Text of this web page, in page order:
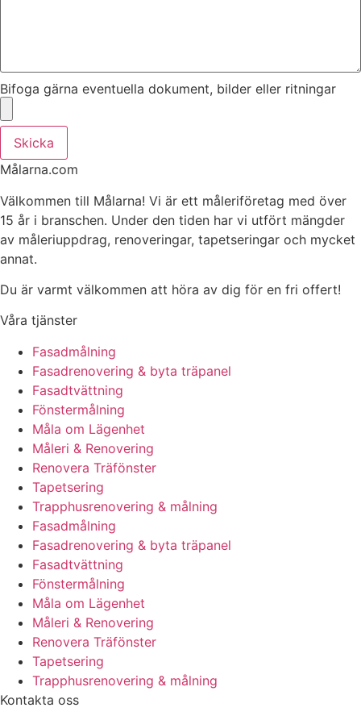
Bifoga gärna eventuella dokument, bilder eller ritningar
Skicka
Målarna.com
Välkommen till Målarna! Vi är ett måleriföretag med över
15 år i branschen. Under den tiden har vi utfört mängder
av måleriuppdrag, renoveringar, tapetseringar och mycket
annat.
Du är varmt välkommen att höra av dig för en fri offert!
Våra tjänster
Fasadmålning
Fasadrenovering & byta träpanel
Fasadtvättning
Fönstermålning
Måla om Lägenhet
Måleri & Renovering
Renovera Träfönster
Tapetsering
Trapphusrenovering & målning
Fasadmålning
Fasadrenovering & byta träpanel
Fasadtvättning
Fönstermålning
Måla om Lägenhet
Måleri & Renovering
Renovera Träfönster
Tapetsering
Trapphusrenovering & målning
Kontakta oss